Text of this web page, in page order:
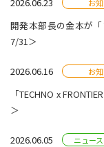
お
開発本部長の金本が
7/31＞
2026.06.16 お
「TECHNO x
＞
2026.06.05 ニュー